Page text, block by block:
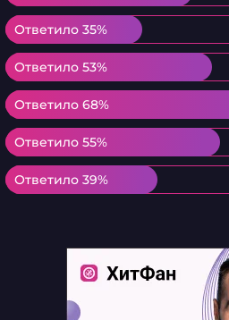
Ответило 35%
Ответило 35%
Ответило 53%
Ответило 53%
Ответило 68%
Ответило 68%
Ответило 55%
Ответило 55%
Ответило 39%
Ответило 39%